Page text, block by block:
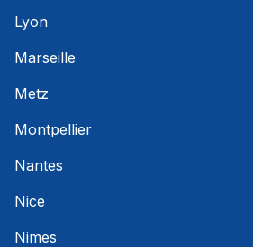
Lyon
Marseille
Metz
Montpellier
Nantes
Nice
Nimes